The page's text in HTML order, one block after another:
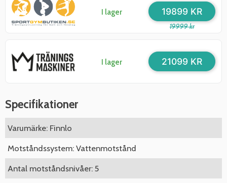
I lager
19999 kr
19899 KR
I lager 21099 KR
Specifikationer
Varumärke: Finnlo
Motståndssystem: Vattenmotstånd
Antal motståndsnivåer: 5